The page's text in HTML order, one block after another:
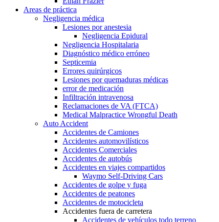
Areas de práctica
Negligencia médica
Lesiones por anestesia
Negligencia Epidural
Negligencia Hospitalaria
Diagnóstico médico erróneo
Septicemia
Errores quirúrgicos
Lesiones por quemaduras médicas
error de medicación
Infiltración intravenosa
Reclamaciones de VA (FTCA)
Medical Malpractice Wrongful Death
Auto Accident
Accidentes de Camiones
Accidentes automovilísticos
Accidentes Comerciales
Accidentes de autobús
Accidentes en viajes compartidos
Waymo Self-Driving Cars
Accidentes de golpe y fuga
Accidentes de peatones
Accidentes de motocicleta
Accidentes fuera de carretera
Accidentes de vehículos todo terreno